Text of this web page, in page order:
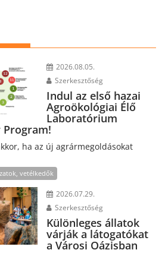
2026.08.05.
Szerkesztőség
Indul az első hazai
Agroökológiai Élő
Laboratórium
ha az új agrármegoldásokat
vetélkedők
2026.07.29.
Szerkesztőség
Különleges állatok
várják a látogatókat
a Városi Oázisban